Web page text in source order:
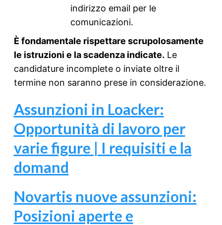
indirizzo email per le
comunicazioni.
È fondamentale rispettare scrupolosamente
le istruzioni e la scadenza indicate. Le
candidature incomplete o inviate oltre il
termine non saranno prese in considerazione.
Assunzioni in Loacker:
Opportunità di lavoro per
varie figure | I requisiti e la
domand
Novartis nuove assunzioni:
Posizioni aperte e